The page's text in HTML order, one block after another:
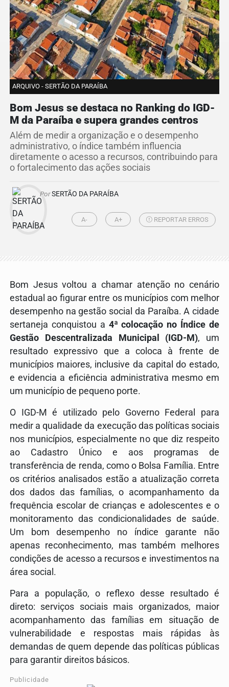
ARQUIVO - SERTÃO DA PARAÍBA
Bom Jesus se destaca no Ranking do IGD-
M da Paraíba e supera grandes centros
Além de medir a organização e o desempenho
administrativo, o índice também influencia
diretamente o acesso a recursos, contribuindo para
o fortalecimento das ações sociais
PorSERTÃO DA PARAÍBA
A- A+ REPORTAR ERROS
Bom Jesus voltou a chamar atenção no cenário
estadual ao figurar entre os municípios com melhor
desempenho na gestão social da Paraíba. A cidade
sertaneja conquistou a 4ª colocação no Índice de
Gestão Descentralizada Municipal (IGD-M), um
resultado expressivo que a coloca à frente de
municípios maiores, inclusive da capital do estado,
e evidencia a eficiência administrativa mesmo em
um município de pequeno porte.
O IGD-M é utilizado pelo Governo Federal para
medir a qualidade da execução das políticas sociais
nos municípios, especialmente no que diz respeito
ao Cadastro Único e aos programas de
transferência de renda, como o Bolsa Família. Entre
os critérios analisados estão a atualização correta
dos dados das famílias, o acompanhamento da
frequência escolar de crianças e adolescentes e o
monitoramento das condicionalidades de saúde.
Um bom desempenho no índice garante não
apenas reconhecimento, mas também melhores
condições de acesso a recursos e investimentos na
área social.
Para a população, o reflexo desse resultado é
direto: serviços sociais mais organizados, maior
acompanhamento das famílias em situação de
vulnerabilidade e respostas mais rápidas às
demandas de quem depende das políticas públicas
para garantir direitos básicos.
Publicidade